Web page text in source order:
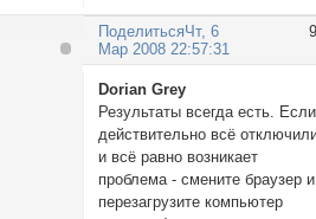
Поделиться 9
Чт, 6
Мар 2008 22:57:31
Dorian Grey
Результаты всегда есть. Если
действительно всё
и всё равно возникает
проблема - смените браузер и
перезагрузите компьютер